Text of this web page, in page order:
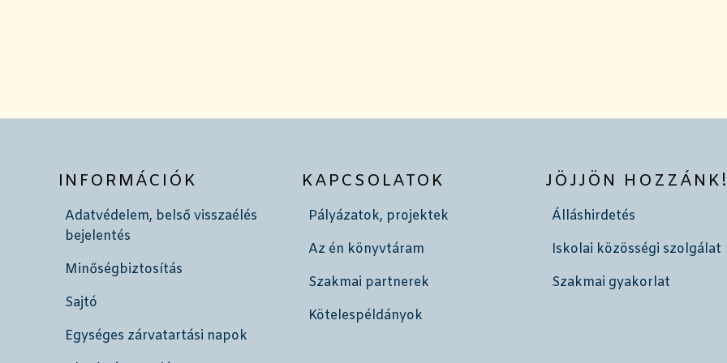
INFORMÁCIÓK
Adatvédelem, belső visszaélés
bejelentés
Minőségbiztosítás
Sajtó
Egységes zárvatartási napok
KAPCSOLATOK
Pályázatok, projektek
Az én könyvtáram
Szakmai partnerek
Kötelespéldányok
JÖJJÖN
Álláshirdetés
Iskolai közösségi szolgálat
Szakmai gyakorlat